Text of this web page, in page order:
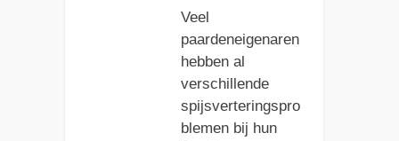
Veel
paardeneigenaren
hebben al
verschillende
spijsverteringspro
blemen bij hun